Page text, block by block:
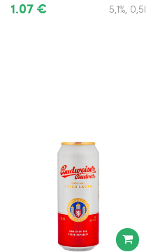
1.07 € 5,1%, 0,5l